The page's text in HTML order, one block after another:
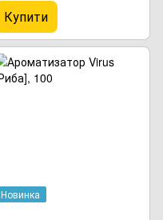
Купити
Новинка